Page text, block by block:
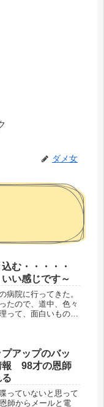
ダメ女
む・・・・・
い感じです～
病院に行ってきた。
たので、道中、色々
って、面白いものだ
るだろうし？よくわ
アップのバッ
報 98才の恩師
っていないと思って
師からメールと電